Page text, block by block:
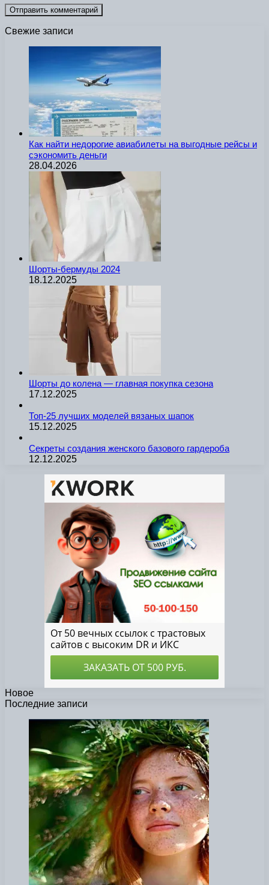
Свежие записи
Как найти недорогие авиабилеты на выгодные рейсы и
сэкономить деньги
28.04.2026
Шорты-бермуды 2024
18.12.2025
Шорты до колена — главная покупка сезона
17.12.2025
Топ-25 лучших моделей вязаных шапок
15.12.2025
Секреты создания женского базового гардероба
12.12.2025
Новое
Последние записи